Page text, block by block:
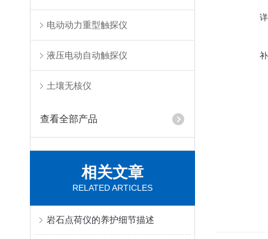
电动动力重型触探仪
液压电动自动触探仪
土壤无核仪
查看全部产品
相关文章
RELATED ARTICLES
岩石点荷仪的养护细节描述